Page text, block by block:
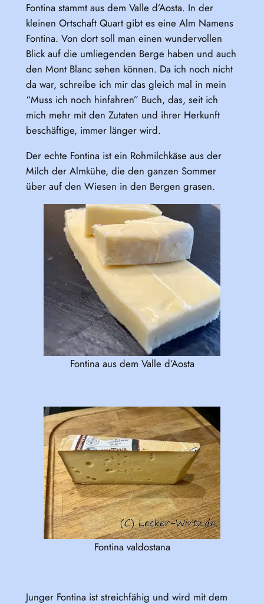
Fontina stammt aus dem Valle d’Aosta. In der
kleinen Ortschaft Quart gibt es eine Alm Namens
Fontina. Von dort soll man einen wundervollen
Blick auf die umliegenden Berge haben und auch
den Mont Blanc sehen können. Da ich noch nicht
da war, schreibe ich mir das gleich mal in mein
“Muss ich noch hinfahren” Buch, das, seit ich
mich mehr mit den Zutaten und ihrer Herkunft
beschäftige, immer länger wird.
Der echte Fontina ist ein Rohmilchkäse aus der
Milch der Almkühe, die den ganzen Sommer
über auf den Wiesen in den Bergen grasen.
Fontina aus dem Valle d’Aosta
Fontina valdostana
Junger Fontina ist streichfähig und wird mit dem